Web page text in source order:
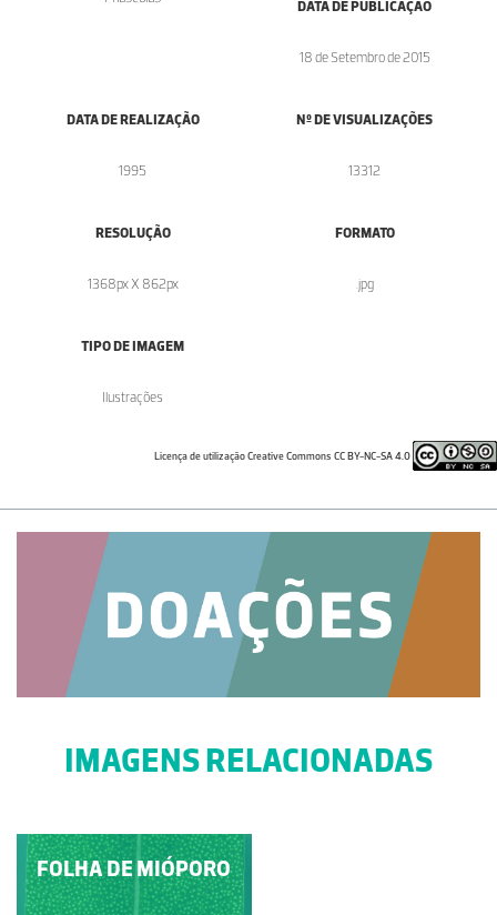
DATA DE PUBLICAÇÃO
18 de Setembro de 2015
DATA DE REALIZAÇÃO
1995
Nº DE VISUALIZAÇÕES
13312
RESOLUÇÃO
1368px X 862px
FORMATO
.jpg
TIPO DE IMAGEM
Ilustrações
Licença de utilização Creative Commons CC BY-NC-SA 4.0
IMAGENS RELACIONADAS
INFLORESCÊNCIA DE
MONOCOTILEDÓNEA
FOLHA DE MIÓPORO